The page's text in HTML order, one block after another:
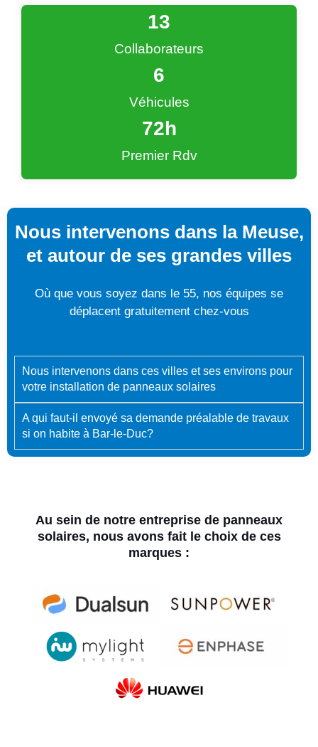
Collaborateurs
13
Véhicules
6
Premier Rdv
72h
Nous intervenons dans la Meuse,
et autour de ses grandes villes
Où que vous soyez dans le 55, nos équipes se
déplacent gratuitement chez-vous
Nous intervenons dans ces villes et ses environs pour
votre installation de panneaux solaires
A qui faut-il envoyé sa demande préalable de travaux
si on habite à Bar-le-Duc?
Au sein de notre entreprise de panneaux
solaires, nous avons fait le choix de ces
marques :